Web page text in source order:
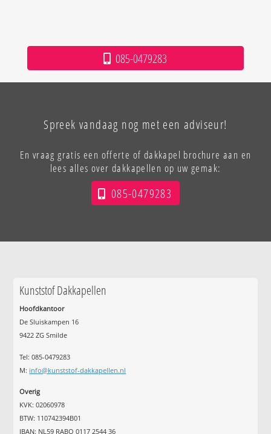
085-0479283
Spreek vandaag nog met een adviseur!
En vraag gratis een offerte of dakkapel brochure aan en
lees alles over dakkapellen op uw gemak:
085-0479283
Kunststof Dakkapellen
Hoofdkantoor
De Sluiskampen 16
9422 ZG Smilde
Tel: 085-0479283
M: info@kunststof-dakkapellen.nl
Overig
KVK: 02060978
BTW: 110742394B01
IBAN: NL59 RABO 0117 2544 36